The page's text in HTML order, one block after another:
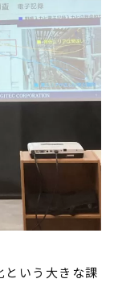
いう大きな課